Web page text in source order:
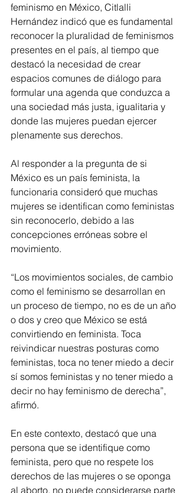
feminismo en México, Citlalli
Hernández indicó que es fundamental
reconocer la pluralidad de feminismos
presentes en el país, al tiempo que
destacó la necesidad de crear
espacios comunes de diálogo para
formular una agenda que conduzca a
una sociedad más justa, igualitaria y
donde las mujeres puedan ejercer
plenamente sus derechos.
Al responder a la pregunta de si
México es un país feminista, la
funcionaria consideró que muchas
mujeres se identifican como feministas
sin reconocerlo, debido a las
concepciones erróneas sobre el
movimiento.
“Los movimientos sociales, de cambio
como el feminismo se desarrollan en
un proceso de tiempo, no es de un año
o dos y creo que México se está
convirtiendo en feminista. Toca
reivindicar nuestras posturas como
feministas, toca no tener miedo a decir
sí somos feministas y no tener miedo a
decir no hay feminismo de derecha”,
afirmó.
En este contexto, destacó que una
persona que se identifique como
feminista, pero que no respete los
derechos de las mujeres o se oponga
al aborto, no puede considerarse parte